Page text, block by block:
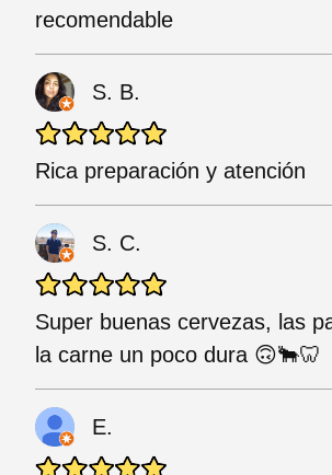
recomendable
S. B.
Rica preparación y atención
S. C.
Super buenas cervezas, las
la carne un poco dura 🙃🐂🦷
E.